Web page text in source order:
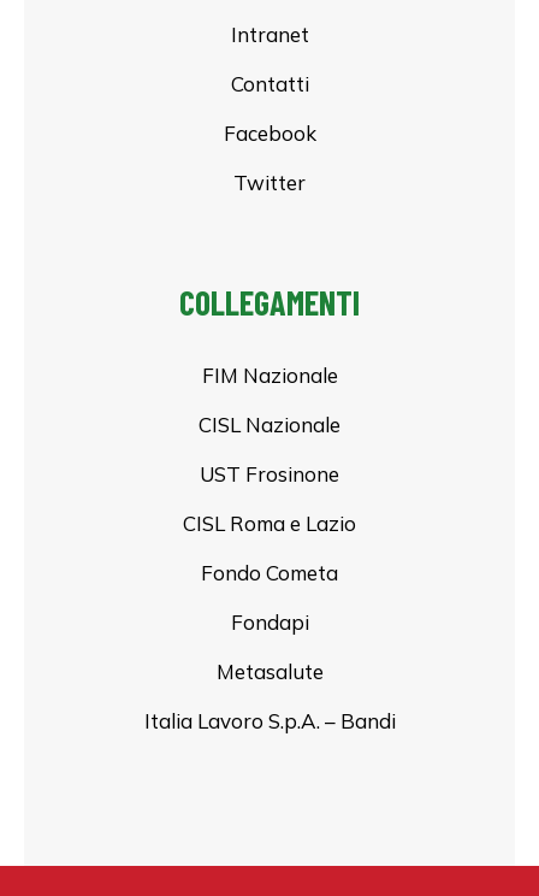
Intranet
Contatti
Facebook
Twitter
COLLEGAMENTI
FIM Nazionale
CISL Nazionale
UST Frosinone
CISL Roma e Lazio
Fondo Cometa
Fondapi
Metasalute
Italia Lavoro S.p.A. – Bandi